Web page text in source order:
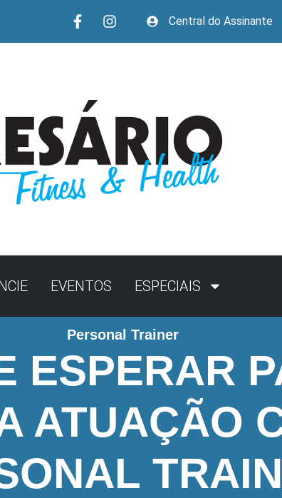
Central do Assinante
EVENTOS ESPECIAIS
Personal Trainer
ESPERAR
ATUAÇÃO